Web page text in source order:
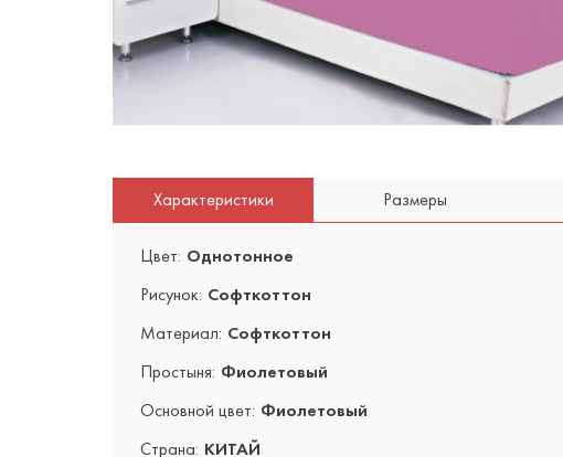
Характеристики Размеры
Цвет: Однотонное
Рисунок: Софткоттон
Материал: Софткоттон
Простыня: Фиолетовый
Основной цвет: Фиолетовый
Страна: КИТАЙ